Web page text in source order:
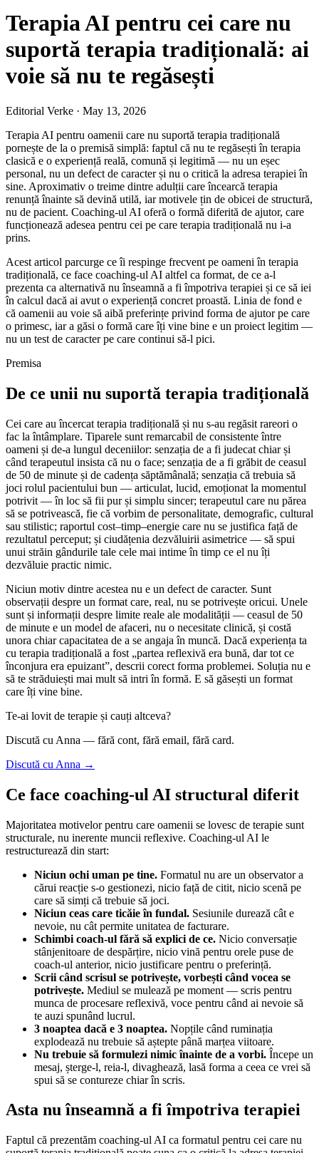
Terapia AI pentru cei care nu
suportă terapia tradițională: ai
voie să nu te regăsești
Editorial Verke · May 13, 2026
Terapia AI pentru oamenii care nu suportă terapia tradițională
pornește de la o premisă simplă: faptul că nu te regăsești în terapia
clasică e o experiență reală, comună și legitimă — nu un eșec
personal, nu un defect de caracter și nu o critică la adresa terapiei în
sine. Aproximativ o treime dintre adulții care încearcă terapia
renunță înainte să devină utilă, iar motivele țin de obicei de structură,
nu de pacient. Coaching-ul AI oferă o formă diferită de ajutor, care
funcționează adesea pentru cei pe care terapia tradițională nu i-a
prins.
Acest articol parcurge ce îi respinge frecvent pe oameni în terapia
tradițională, ce face coaching-ul AI altfel ca format, de ce a-l
prezenta ca alternativă nu înseamnă a fi împotriva terapiei și ce să iei
în calcul dacă ai avut o experiență concret proastă. Linia de fond e
că oamenii au voie să aibă preferințe privind forma de ajutor pe care
o primesc, iar a găsi o formă care îți vine bine e un proiect legitim —
nu un test de caracter pe care continui să-l pici.
Premisa
De ce unii nu suportă terapia tradițională
Cei care au încercat terapia tradițională și nu s-au regăsit rareori o
fac la întâmplare. Tiparele sunt remarcabil de consistente între
oameni și de-a lungul deceniilor: senzația de a fi judecat chiar și
când terapeutul insista că nu o face; senzația de a fi grăbit de ceasul
de 50 de minute și de cadența săptămânală; senzația că trebuia să
joci rolul pacientului bun — articulat, lucid, emoționat la momentul
potrivit — în loc să fii pur și simplu sincer; terapeutul care nu părea
să se potrivească, fie că vorbim de personalitate, demografic, cultural
sau stilistic; raportul cost–timp–energie care nu se justifica față de
rezultatul perceput; și ciudățenia dezvăluirii asimetrice — să spui
unui străin gândurile tale cele mai intime în timp ce el nu îți
dezvăluie practic nimic.
Niciun motiv dintre acestea nu e un defect de caracter. Sunt
observații despre un format care, real, nu se potrivește oricui. Unele
sunt și informații despre limite reale ale modalității — ceasul de 50
de minute e un model de afaceri, nu o necesitate clinică, și costă
unora chiar capacitatea de a se angaja în muncă. Dacă experiența ta
cu terapia tradițională a fost „partea reflexivă era bună, dar tot ce
înconjura era epuizant”, descrii corect forma problemei. Soluția nu e
să te străduiești mai mult să intri în formă. E să găsești un format
care îți vine bine.
Te-ai lovit de terapie și cauți altceva?
Discută cu Anna — fără cont, fără email, fără card.
Discută cu Anna →
Ce face coaching-ul AI structural diferit
Majoritatea motivelor pentru care oamenii se lovesc de terapie sunt
structurale, nu inerente muncii reflexive. Coaching-ul AI le
restructurează din start:
Niciun ochi uman pe tine. Formatul nu are un observator a
cărui reacție s-o gestionezi, nicio față de citit, nicio scenă pe
care să simți că trebuie să joci.
Niciun ceas care ticăie în fundal. Sesiunile durează cât e
nevoie, nu cât permite unitatea de facturare.
Schimbi coach-ul fără să explici de ce. Nicio conversație
stânjenitoare de despărțire, nicio vină pentru orele puse de
coach-ul anterior, nicio justificare pentru o preferință.
Scrii când scrisul se potrivește, vorbești când vocea se
potrivește. Mediul se mulează pe moment — scris pentru
munca de procesare reflexivă, voce pentru când ai nevoie să
te auzi spunând lucrul.
3 noaptea dacă e 3 noaptea. Nopțile când ruminația
explodează nu trebuie să aștepte până marțea viitoare.
Nu trebuie să formulezi nimic înainte de a vorbi. Începe un
mesaj, șterge-l, reia-l, divaghează, lasă forma a ceea ce vrei să
spui să se contureze chiar în scris.
Asta nu înseamnă a fi împotriva terapiei
Faptul că prezentăm coaching-ul AI ca formatul pentru cei care nu